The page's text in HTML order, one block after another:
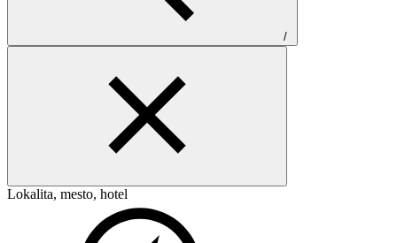
/
Lokalita, mesto, hotel